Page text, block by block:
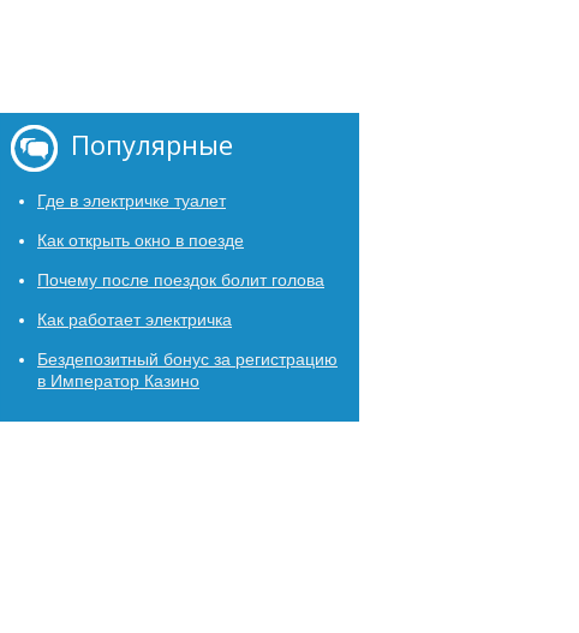
Популярные
Где в электричке туалет
Как открыть окно в поезде
Почему после поездок болит голова
Как работает электричка
Бездепозитный бонус за регистрацию
в Император Казино